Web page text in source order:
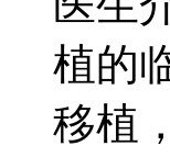
植的
移植